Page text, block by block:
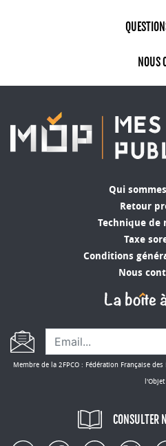
NOUS
Qui
Retour
Technique de
Taxe
Conditions
Nous
Membre de la 2FPCO : Fédération Française
l'Objet
CONSULTER